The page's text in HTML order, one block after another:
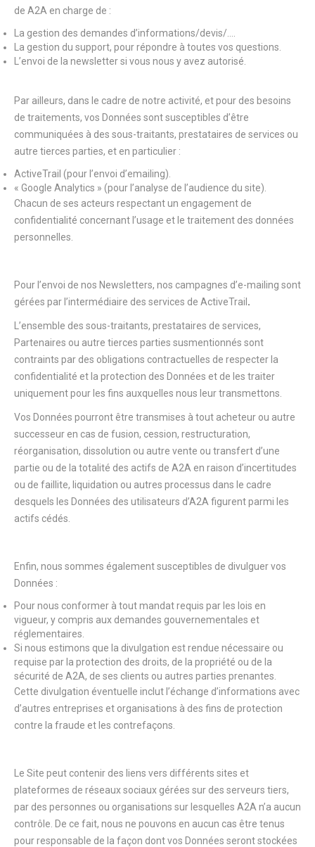
de A2A en charge de :
La gestion des demandes d’informations/devis/….
La gestion du support, pour répondre à toutes vos questions.
L’envoi de la newsletter si vous nous y avez autorisé.
Par ailleurs, dans le cadre de notre activité, et pour des besoins
de traitements, vos Données sont susceptibles d’être
communiquées à des sous-traitants, prestataires de services ou
autre tierces parties, et en particulier :
ActiveTrail (pour l’envoi d’emailing).
« Google Analytics » (pour l’analyse de l’audience du site).
Chacun de ses acteurs respectant un engagement de
confidentialité concernant l’usage et le traitement des données
personnelles.
Pour l’envoi de nos Newsletters, nos campagnes d’e-mailing sont
gérées par l’intermédiaire des services de ActiveTrail .
L’ensemble des sous-traitants, prestataires de services,
Partenaires ou autre tierces parties susmentionnés sont
contraints par des obligations contractuelles de respecter la
confidentialité et la protection des Données et de les traiter
uniquement pour les fins auxquelles nous leur transmettons.
Vos Données pourront être transmises à tout acheteur ou autre
successeur en cas de fusion, cession, restructuration,
réorganisation, dissolution ou autre vente ou transfert d’une
partie ou de la totalité des actifs de A2A en raison d’incertitudes
ou de faillite, liquidation ou autres processus dans le cadre
desquels les Données des utilisateurs d’A2A figurent parmi les
actifs cédés.
Enfin, nous sommes également susceptibles de divulguer vos
Données :
Pour nous conformer à tout mandat requis par les lois en
vigueur, y compris aux demandes gouvernementales et
réglementaires.
Si nous estimons que la divulgation est rendue nécessaire ou
requise par la protection des droits, de la propriété ou de la
sécurité de A2A, de ses clients ou autres parties prenantes.
Cette divulgation éventuelle inclut l’échange d’informations avec
d’autres entreprises et organisations à des fins de protection
contre la fraude et les contrefaçons.
Le Site peut contenir des liens vers différents sites et
plateformes de réseaux sociaux gérées sur des serveurs tiers,
par des personnes ou organisations sur lesquelles A2A n’a aucun
contrôle. De ce fait, nous ne pouvons en aucun cas être tenus
pour responsable de la façon dont vos Données seront stockées